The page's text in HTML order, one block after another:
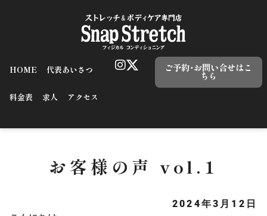
HOME 代表あいさつ
料金表 求人 アクセス
ご予約･お問い合せはこ
ちら
お客様の声 vol.1
2024年3月12日